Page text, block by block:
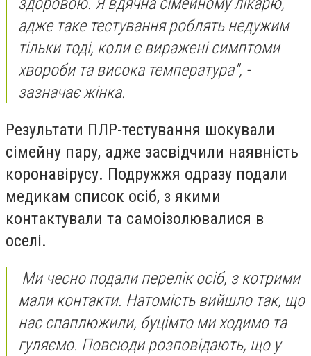
адже таке тестування роблять недужим
тільки тоді, коли є виражені симптоми
хвороби та висока температура", -
зазначає жінка.
Результати ПЛР-тестування шокували
сімейну пару, адже засвідчили наявність
коронавірусу. Подружжя одразу подали
медикам список осіб, з якими
контактували та самоізолювалися в
оселі.
Ми чесно подали перелік осіб, з котрими
мали контакти. Натомість вийшло так, що
нас спаплюжили, буцімто ми ходимо та
гуляємо. Повсюди розповідають, що у